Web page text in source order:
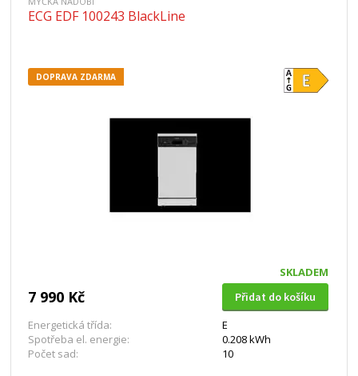
ECG EDF 100243 BlackLine
DOPRAVA ZDARMA
SKLADEM
7 990 Kč
Přidat do košíku
Energetická třída:
E
Spotřeba el. energie:
0.208 kWh
Počet sad:
10